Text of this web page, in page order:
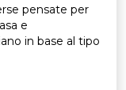
pensate per
e
in base al tipo